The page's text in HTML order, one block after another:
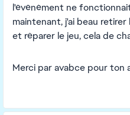
l'événément ne
maintenant, j'ai beau
et réparer le jeu, cela de
Merci par avabce pour ton